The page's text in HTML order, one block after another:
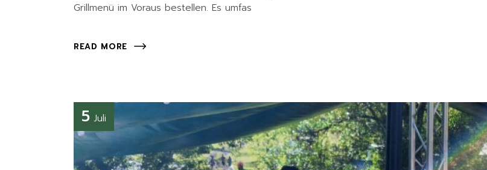
Grillmenü im Voraus bestellen. Es umfas
READ MORE
5 Juli